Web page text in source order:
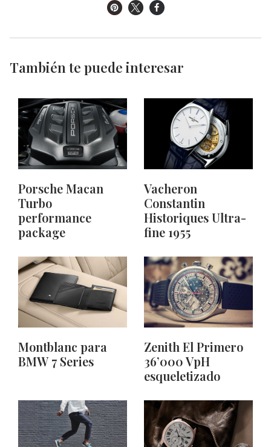
También te puede interesar
Porsche Macan
Turbo
performance
package
Vacheron
Constantin
Historiques Ultra-
fine 1955
Montblanc para
BMW 7 Series
Zenith El Primero
36’000 VpH
esqueletizado